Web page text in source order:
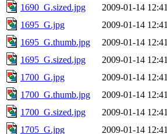
1690_G.sized.jpg
2009-01-14 12:41
1695_G.jpg
2009-01-14 12:41
1695_G.thumb.jpg
2009-01-14 12:41
1695_G.sized.jpg
2009-01-14 12:41
1700_G.jpg
2009-01-14 12:41
1700_G.thumb.jpg
2009-01-14 12:41
1700_G.sized.jpg
2009-01-14 12:41
1705_G.jpg
2009-01-14 12:41